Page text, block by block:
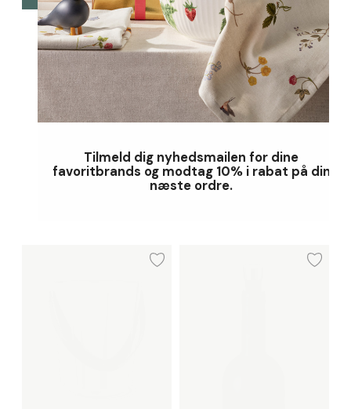
Tilmeld dig nyhedsmailen for dine
favoritbrands og modtag 10% i rabat på din
næste ordre.
Champagne spand H33 cm
Tilføj til ønskeliste